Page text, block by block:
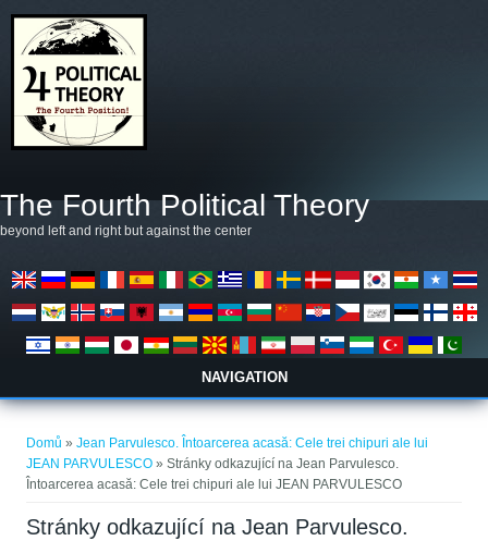
The Fourth Political Theory
beyond left and right but against the center
NAVIGATION
Jste zde
Domů »Jean Parvulesco. Întoarcerea acasă: Cele trei chipuri ale lui
JEAN PARVULESCO » Stránky odkazující na Jean Parvulesco.
Întoarcerea acasă: Cele trei chipuri ale lui JEAN PARVULESCO
Stránky odkazující na Jean Parvulesco.